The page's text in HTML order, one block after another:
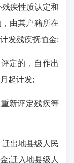
疾性质认定和
由其户籍所在
发残疾抚恤金:
定的，自作出
起计发;
新评定残疾等
出地县级人民
;迁入地县级人